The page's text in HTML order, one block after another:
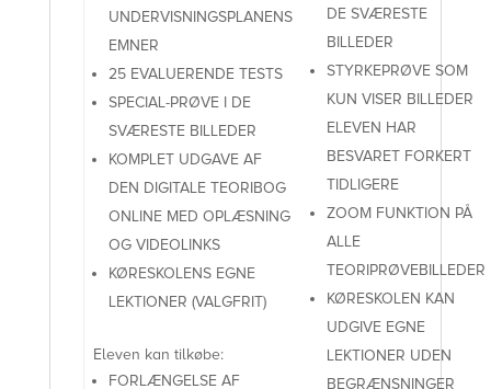
UNDERVISNINGSPLANENS
EMNER
25 EVALUERENDE TESTS
SPECIAL-PRØVE I DE
SVÆRESTE BILLEDER
KOMPLET UDGAVE AF
DEN DIGITALE TEORIBOG
ONLINE MED OPLÆSNING
OG VIDEOLINKS
KØRESKOLENS EGNE
LEKTIONER (VALGFRIT)
Eleven kan tilkøbe:
FORLÆNGELSE AF
DE SVÆRESTE
BILLEDER
STYRKEPRØVE SOM
KUN VISER BILLEDER
ELEVEN HAR
BESVARET FORKERT
TIDLIGERE
ZOOM FUNKTION PÅ
ALLE
TEORIPRØVEBILLEDER
KØRESKOLEN KAN
UDGIVE EGNE
LEKTIONER UDEN
BEGRÆNSNINGER